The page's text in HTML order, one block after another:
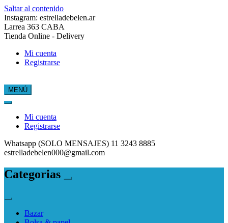
Saltar al contenido
Instagram: estrelladebelen.ar
Larrea 363 CABA
Tienda Online - Delivery
Mi cuenta
Registrarse
Estrella de Belén
MENÚ
Mi cuenta
Registrarse
Whatsapp (SOLO MENSAJES) 11 3243 8885
estrelladebelen000@gmail.com
Categorias
Bazar